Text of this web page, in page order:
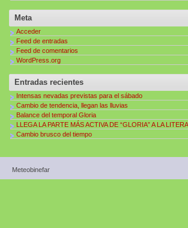
Meta
Acceder
Feed de entradas
Feed de comentarios
WordPress.org
Entradas recientes
Intensas nevadas previstas para el sábado
Cambio de tendencia, llegan las lluvias
Balance del temporal Gloria
LLEGA LA PARTE MÁS ACTIVA DE “GLORIA” A LA LITERA
Cambio brusco del tiempo
Meteobinefar